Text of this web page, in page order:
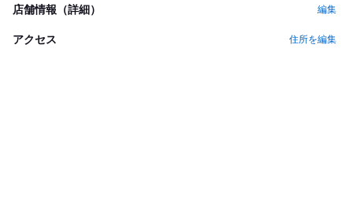
店舗情報（詳細） 編集
アクセス 住所を編集